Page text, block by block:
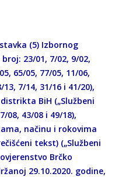
(5) Izbornog
23/01, 7/02, 9/02,
65/05, 77/05, 11/06,
7/14, 31/16 i 41/20),
BiH („Službeni
08, 43/08 i 49/18),
načinu i rokovima
tekst) („Službeni
Brčko
29.10.2020. godine,